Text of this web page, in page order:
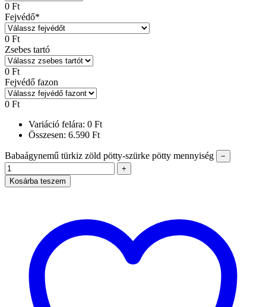
0 Ft
Fejvédő*
0 Ft
Zsebes tartó
0 Ft
Fejvédő fazon
0 Ft
Variáció felára: 0 Ft
Összesen: 6.590 Ft
Babaágynemű türkiz zöld pötty-szürke pötty mennyiség
−
+
Kosárba teszem